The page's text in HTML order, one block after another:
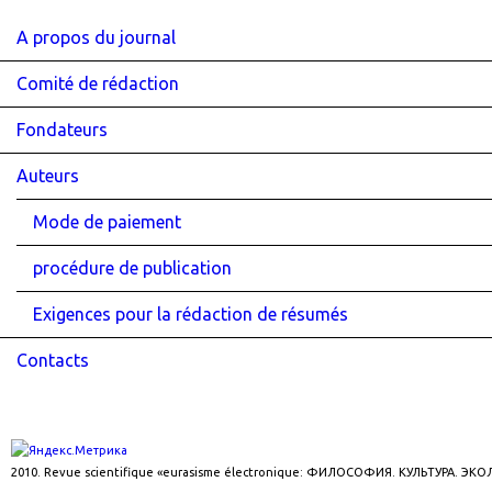
A propos du journal
Comité de rédaction
Fondateurs
Auteurs
Mode de paiement
procédure de publication
Exigences pour la rédaction de résumés
Contacts
2010. Revue scientifique «eurasisme électronique: ФИЛОСОФИЯ. КУЛЬТУРА.